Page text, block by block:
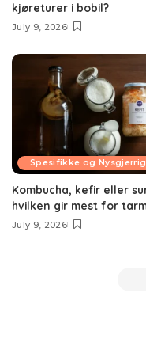
kjøreturer i bobil?
July 9, 2026
Spesifikke og
Kombucha, kefir eller
hvilken gir mest for
July 9, 2026